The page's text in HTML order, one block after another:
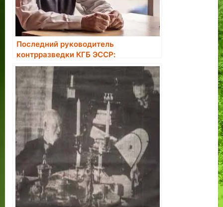
Последний руководитель
контрразведки КГБ ЭССР:
большинство завербованных в
агенты считали это большой честью